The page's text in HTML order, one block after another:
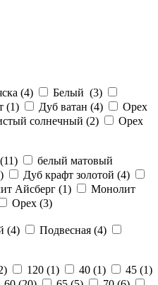
(4) Белый (3)
(1) Дуб ватан (4)
Орех
солнечный (2)
Орех
11)
белый матовый
) Дуб крафт золотой (4)
Айсберг (1)
Монолит
Орех (3)
(4) Подвесная (4)
) 120 (1) 40 (1) 45 (1)